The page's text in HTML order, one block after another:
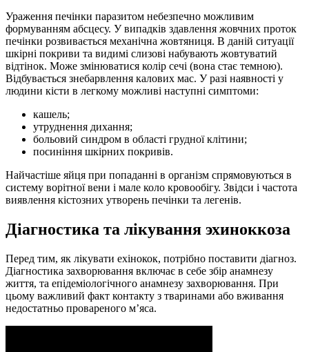
Ураження печінки паразитом небезпечно можливим
формуванням абсцесу. У випадків здавлення жовчних проток
печінки розвивається механічна жовтяниця. В даній ситуації
шкірні покриви та видимі слизові набувають жовтуватий
відтінок. Може змінюватися колір сечі (вона стає темною).
Відбувається знебарвлення калових мас. У разі наявності у
людини кісти в легкому можливі наступні симптоми:
кашель;
утруднення дихання;
больовий синдром в області грудної клітини;
посиніння шкірних покривів.
Найчастіше яйця при попаданні в організм спрямовуються в
систему ворітної вени і мале коло кровообігу. Звідси і частота
виявлення кістозних утворень печінки та легенів.
Діагностика та лікування эхиноккоза
Перед тим, як лікувати ехінокок, потрібно поставити діагноз.
Діагностика захворювання включає в себе збір анамнезу
життя, та епідеміологічного анамнезу захворювання. При
цьому важливий факт контакту з тваринами або вживання
недостатньо провареного м’яса.